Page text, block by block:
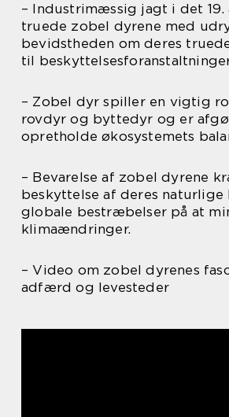
– Industrimæssig jagt i det 19.
truede zobel dyrene med
bevidstheden om deres
til
– Zobel dyr spiller en vigtig
rovdyr og byttedyr og er
opretholde økosystemets
– Bevarelse af zobel dyrene
beskyttelse af deres naturlige
globale bestræbelser på at
klimaændringer.
– Video om zobel dyrenes
adfærd og levesteder